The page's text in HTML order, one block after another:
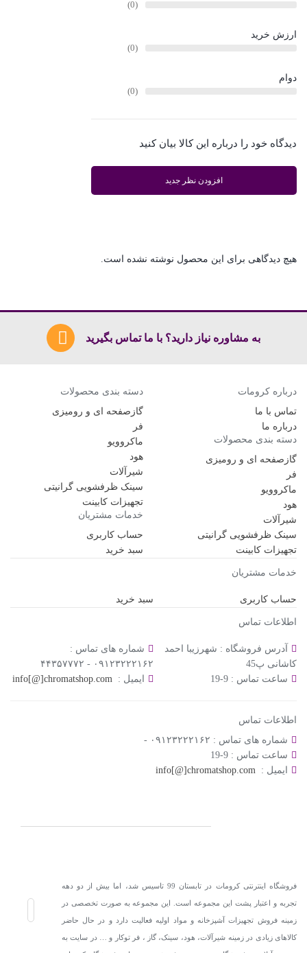
ارزش خرید
دوام
دیدگاه خود را درباره این کالا بیان کنید
افزودن نظر جدید
هیچ دیدگاهی برای این محصول نوشته نشده است.
به مشاوره نیاز دارید؟ با ما تماس بگیرید
درباره کرومات
تماس با ما
درباره ما
دسته بندی محصولات
گازصفحه ای و رومیزی
فر
ماکروویو
هود
شیرآلات
سینک ظرفشویی گرانیتی
تجهیزات کابینت
دسته بندی محصولات
گازصفحه ای و رومیزی
فر
ماکروویو
هود
شیرآلات
سینک ظرفشویی گرانیتی
تجهیزات کابینت
خدمات مشتریان
حساب کاربری
سبد خرید
خدمات مشتریان
حساب کاربری سبد خرید
اطلاعات تماس
آدرس فروشگاه : شهرزیبا احمد
کاشانی پ45
شماره های تماس :
۰۹۱۲۳۲۲۲۱۶۲ - ۴۴۳۵۷۷۷۲
ساعت تماس :
ایمیل :
اطلاعات تماس
شماره های تماس :
ساعت تماس :
ایمیل :
فروشگاه اینترنتی کرومات در تابستان 99 تاسیس شد، اما بیش از دو دهه
تجربه و اعتبار پشت این مجموعه است. این مجموعه به صورت تخصصی در
زمینه فروش تجهیزات آشپزخانه و مواد اولیه فعالیت دارد و در حال حاضر
کالاهای زیادی در زمینه شیرآلات، هود، سینک، گاز ، فر توکار و … در سایت به